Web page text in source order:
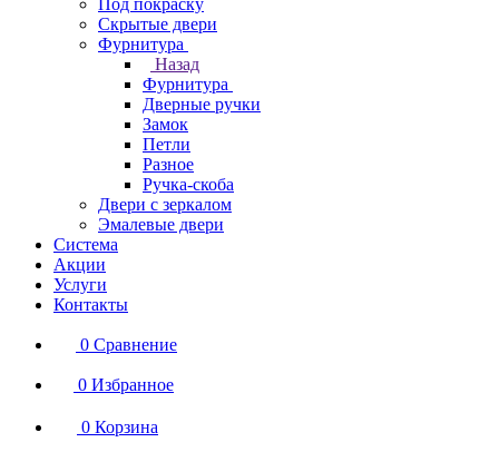
Под покраску
Скрытые двери
Фурнитура
Назад
Фурнитура
Дверные ручки
Замок
Петли
Разное
Ручка-скоба
Двери с зеркалом
Эмалевые двери
Система
Акции
Услуги
Контакты
0 Сравнение
0 Избранное
0 Корзина